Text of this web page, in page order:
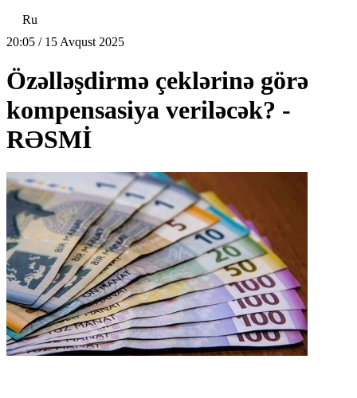
Ru
20:05 / 15 Avqust 2025
Özəlləşdirmə çeklərinə görə
kompensasiya veriləcək? -
RƏSMİ